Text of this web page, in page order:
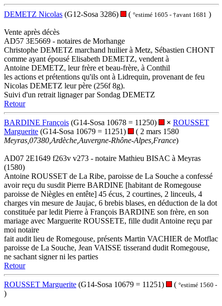
DEMETZ Nicolas (G12-Sosa 3286) ( °estimé 1605 - †avant 1681 )
Vente après décès
AD57 3E5669 - notaires de Morhange
Christophe DEMETZ marchand huilier à Metz, Sébastien CHONT
comme ayant épousé Elisabeth DEMETZ, vendent à
Antoine DEMETZ, leur frère et beau-frère, à Conthil
les actions et prétentions qu'ils ont à Lidrequin, provenant de feu
Nicolas DEMETZ leur père (256f 8g).
Suivi d'un retrait lignager par Sondag DEMETZ
Retour
BARDINE François (G14-Sosa 10678 = 11250) × ROUSSET
Marguerite (G14-Sosa 10679 = 11251)
( 2 mars 1580
Meyras,07380,Ardèche,Auvergne-Rhône-Alpes,France)
AD07 2E1649 f263v v273 - notaire Mathieu BISAC à Meyras
(1580)
Antoine ROUSSET de La Ribe, paroisse de La Souche a confessé
avoir reçu du susdit Pierre BARDINE [habitant de Romegouse
paroisse de Niègles en entête] 45 écus, 2 courtines, 2 linceuls, 4
charges vin mesure de Jaujac, 6 brebis blases, en déduction de la dot
constituée par ledit Pierre à François BARDINE son frère, en son
mariage avec Marguerite ROUSSETE, fille dudit Antoine reçu par
moi notaire
fait audit lieu de Romegouse, présents Martin VACHIER de Motflac
paroisse de La Souche, Jean VAISSE tisserand dudit Romegouse,
ne sachant signer ni les parties
Retour
ROUSSET Marguerite (G14-Sosa 10679 = 11251) ( °estimé 1560 -
)